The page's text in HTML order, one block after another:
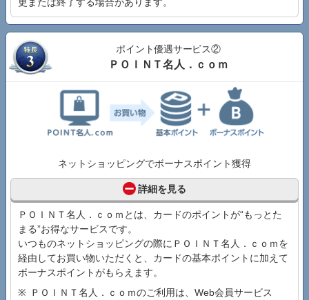
ポイント優遇サービス②
ＰＯＩＮＴ名人．ｃｏｍ
ネットショッピングでボーナスポイント獲得
詳細を見る
ＰＯＩＮＴ名人．ｃｏｍとは、カードのポイントが“もっとた
まる”お得なサービスです。
いつものネットショッピングの際にＰＯＩＮＴ名人．ｃｏｍを
経由してお買い物いただくと、カードの基本ポイントに加えて
ボーナスポイントがもらえます。
ＰＯＩＮＴ名人．ｃｏｍのご利用は、Web会員サービス